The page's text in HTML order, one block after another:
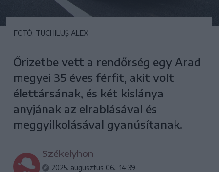
FOTÓ: TUCHILUȘ ALEX
Őrizetbe vett a rendőrség egy Arad
megyei 35 éves férfit, akit volt
élettársának, és két kislánya
anyjának az elrablásával és
meggyilkolásával gyanúsítanak.
Székelyhon
2025. augusztus 06., 14:39